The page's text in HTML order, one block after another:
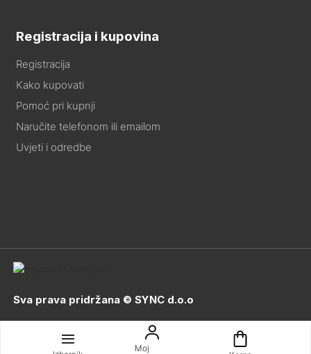
Moj
Registracija i kupovina
Registracija
Kako kupovati
Pomoć pri kupnji
Naručite telefonom ili emailom
Uvjeti i odredbe
Sva prava pridržana © SYNC d.o.o